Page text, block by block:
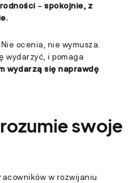
– spokojnie, z
ocenia, nie wymusza.
wydarzyć, i pomaga
wydarzą się naprawdę
swoje
w rozwijaniu